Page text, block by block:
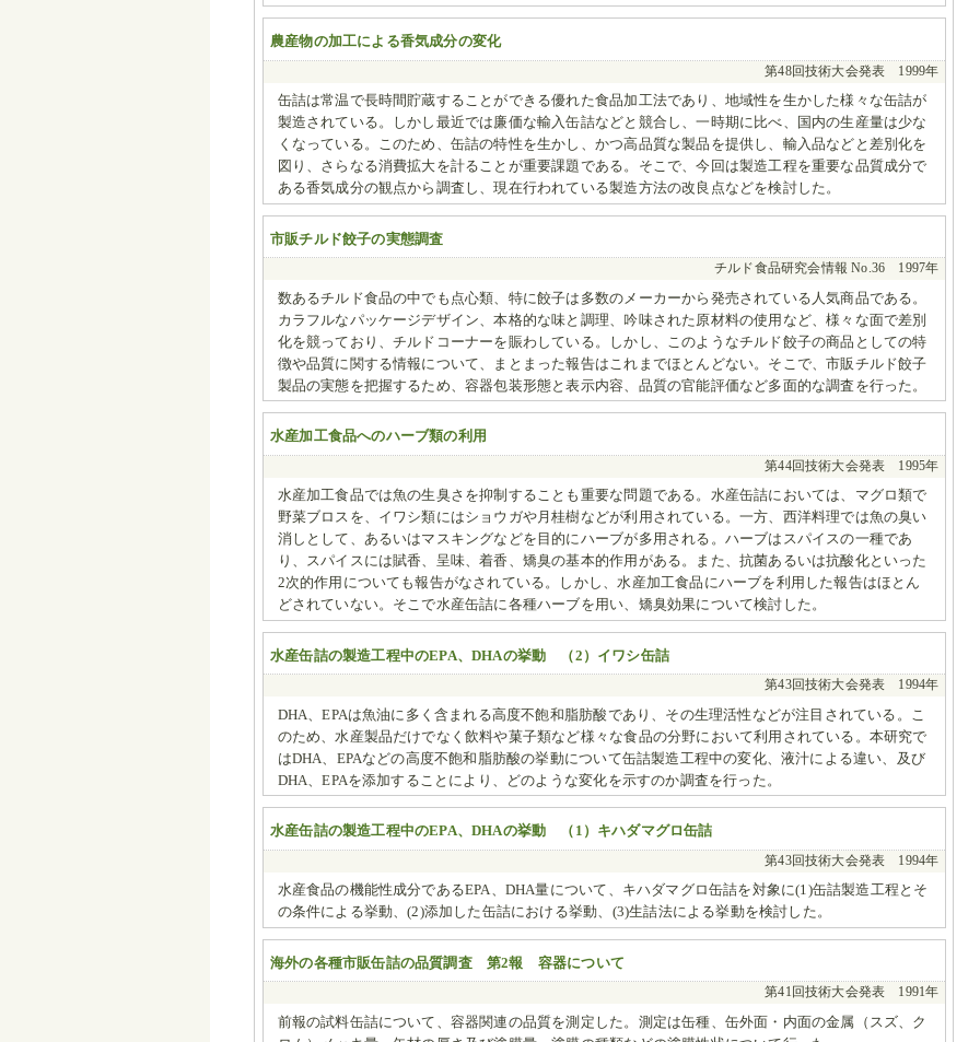
農産物の加工による香気成分の変化
第48回技術大会発表 1999年
缶詰は常温で長時間貯蔵することができる優れた食品加工法であり、地域性を生かした様々な缶詰が
製造されている。しかし最近では廉価な輸入缶詰などと競合し、一時期に比べ、国内の生産量は少な
くなっている。このため、缶詰の特性を生かし、かつ高品質な製品を提供し、輸入品などと差別化を
図り、さらなる消費拡大を計ることが重要課題である。そこで、今回は製造工程を重要な品質成分で
ある香気成分の観点から調査し、現在行われている製造方法の改良点などを検討した。
市販チルド餃子の実態調査
チルド食品研究会情報 No.36 1997年
数あるチルド食品の中でも点心類、特に餃子は多数のメーカーから発売されている人気商品である。
カラフルなパッケージデザイン、本格的な味と調理、吟味された原材料の使用など、様々な面で差別
化を競っており、チルドコーナーを賑わしている。しかし、このようなチルド餃子の商品としての特
徴や品質に関する情報について、まとまった報告はこれまでほとんどない。そこで、市販チルド餃子
製品の実態を把握するため、容器包装形態と表示内容、品質の官能評価など多面的な調査を行った。
水産加工食品へのハーブ類の利用
第44回技術大会発表 1995年
水産加工食品では魚の生臭さを抑制することも重要な問題である。水産缶詰においては、マグロ類で
野菜ブロスを、イワシ類にはショウガや月桂樹などが利用されている。一方、西洋料理では魚の臭い
消しとして、あるいはマスキングなどを目的にハーブが多用される。ハーブはスパイスの一種であ
り、スパイスには賦香、呈味、着香、矯臭の基本的作用がある。また、抗菌あるいは抗酸化といった
2次的作用についても報告がなされている。しかし、水産加工食品にハーブを利用した報告はほとん
どされていない。そこで水産缶詰に各種ハーブを用い、矯臭効果について検討した。
水産缶詰の製造工程中のEPA、DHAの挙動 （2）イワシ缶詰
第43回技術大会発表 1994年
DHA、EPAは魚油に多く含まれる高度不飽和脂肪酸であり、その生理活性などが注目されている。こ
のため、水産製品だけでなく飲料や菓子類など様々な食品の分野において利用されている。本研究で
はDHA、EPAなどの高度不飽和脂肪酸の挙動について缶詰製造工程中の変化、液汁による違い、及び
DHA、EPAを添加することにより、どのような変化を示すのか調査を行った。
水産缶詰の製造工程中のEPA、DHAの挙動 （1）キハダマグロ缶詰
第43回技術大会発表 1994年
水産食品の機能性成分であるEPA、DHA量について、キハダマグロ缶詰を対象に(1)缶詰製造工程とそ
の条件による挙動、(2)添加した缶詰における挙動、(3)生詰法による挙動を検討した。
海外の各種市販缶詰の品質調査 第2報 容器について
第41回技術大会発表 1991年
前報の試料缶詰について、容器関連の品質を測定した。測定は缶種、缶外面・内面の金属（スズ、ク